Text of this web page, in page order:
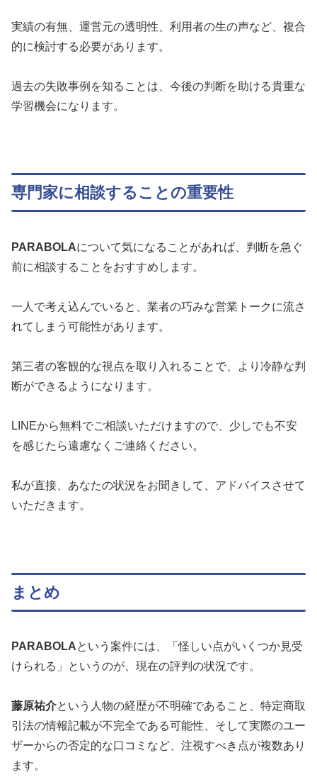
実績の有無、運営元の透明性、利用者の生の声など、複合
的に検討する必要があります。
過去の失敗事例を知ることは、今後の判断を助ける貴重な
学習機会になります。
専門家に相談することの重要性
PARABOLAについて気になることがあれば、判断を急ぐ
前に相談することをおすすめします。
一人で考え込んでいると、業者の巧みな営業トークに流さ
れてしまう可能性があります。
第三者の客観的な視点を取り入れることで、より冷静な判
断ができるようになります。
LINEから無料でご相談いただけますので、少しでも不安
を感じたら遠慮なくご連絡ください。
私が直接、あなたの状況をお聞きして、アドバイスさせて
いただきます。
まとめ
PARABOLAという案件には、「怪しい点がいくつか見受
けられる」というのが、現在の評判の状況です。
藤原祐介という人物の経歴が不明確であること、特定商取
引法の情報記載が不完全である可能性、そして実際のユー
ザーからの否定的な口コミなど、注視すべき点が複数あり
ます。